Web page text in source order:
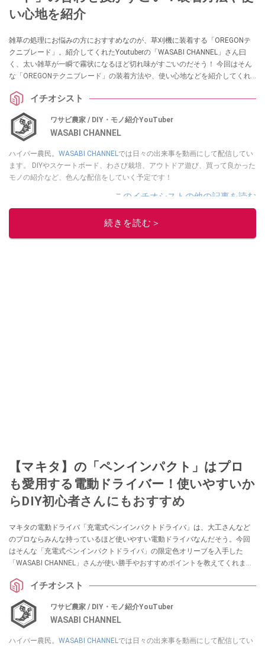
い心地を紹介
雑草の処理にお悩みの方におすすめなのが、草刈機に装着する「OREGONテ
クニブレード」。紹介してくれたYoutuberの「WASABI CHANNEL」さん曰
く、太い雑草が一瞬で霧状になるほど切れ味がすごいのだそう！ 今回はそん
な「OREGONテクニブレード」の装着方法や、使い心地などを紹介してくれ
ね。
イチオシスト
ワサビ農家 / DIY・モノ紹介YouTuber
WASABI CHANNEL
ハイパー農民。 WASABI CHANNELでは日々の出来事を動画にして配信してい
ます。 DIYやスケートボード、わさび栽培、アウトドア遊び、買って良かった
モノの紹介など、色んな配信をしていく予定です！
このイチオシストの他の記事を読む
続きを読む＞
【マキタ】の「ペンインパクト」はプロ
も愛用する電動ドライバー！使いやすいか
らDIY初心者さんにもおすすめ
マキタの電動ドライバ「充電式ペンインパクトドライバ」は、大工さんなど
のプロならみんな持っているほど使いやすい電動ドライバなんだそう。今回
はそんな「充電式ペンインパクトドライバ」の限定色オリーブを入手した
「WASABI CHANNEL」さんが使い勝手やおすすめポイントを教えてくれまし
イチオシスト
ワサビ農家 / DIY・モノ紹介YouTuber
WASABI CHANNEL
ハイパー農民。 WASABI CHANNELでは日々の出来事を動画にして配信してい